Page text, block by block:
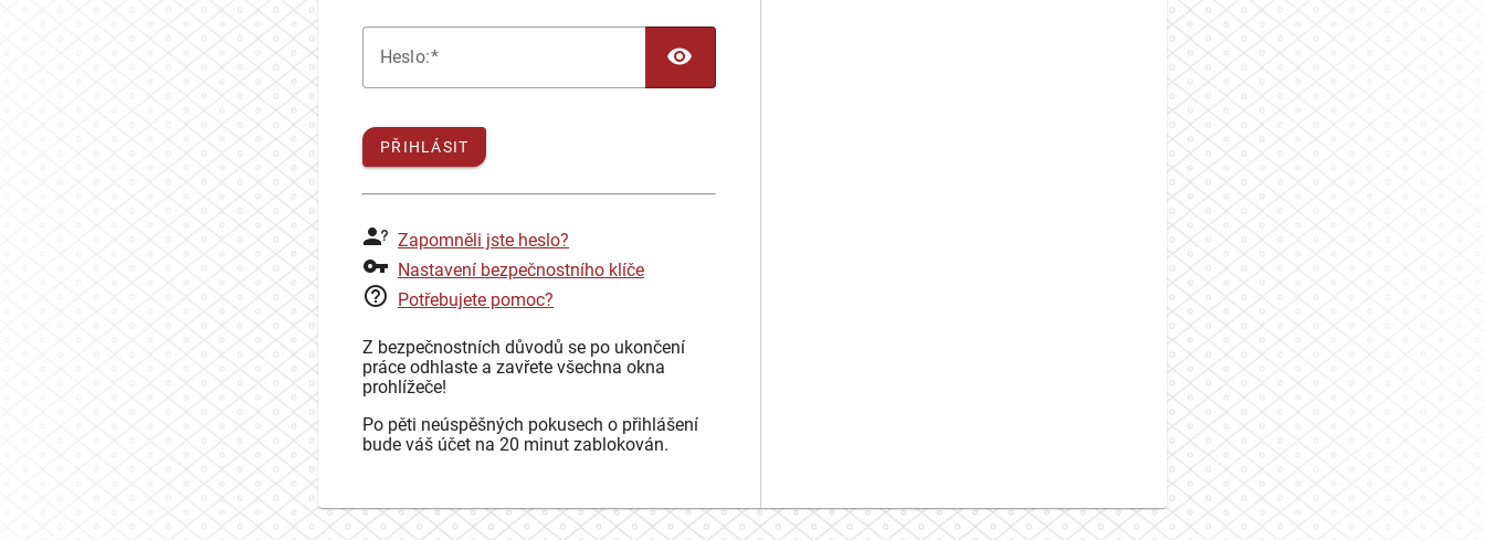
Heslo:
PŘIHLÁSIT
Zapomněli jste heslo?
Nastavení bezpečnostního klíče
Potřebujete pomoc?
Z bezpečnostních důvodů se po ukončení
práce odhlaste a zavřete všechna okna
prohlížeče!
Po pěti neúspěšných pokusech o přihlášení
bude váš účet na 20 minut zablokován.